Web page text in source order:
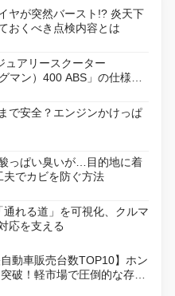
ヤが突然バースト!? 炎天下
おくべき点検内容とは
ュアリースクーター
マン）400 ABS」の仕様を
で安全？エンジンかけっぱ
っぱい臭いが…目的地に着
夫でカビを防ぐ方法
れる道」を可視化、クルマ
応を支える
動車販売台数TOP10】ホン
破！軽市場で圧倒的な存在